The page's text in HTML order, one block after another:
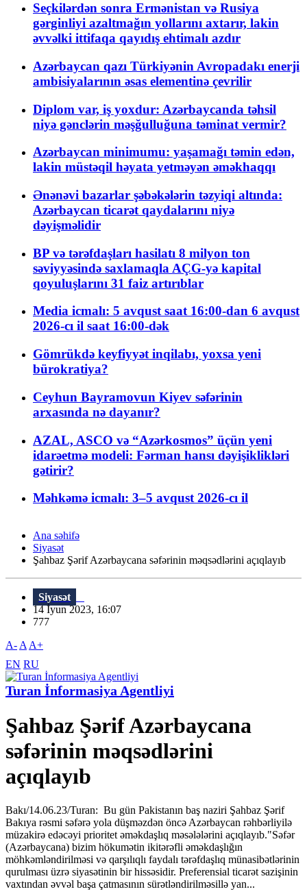
Seçkilərdən sonra Ermənistan və Rusiya
gərginliyi azaltmağın yollarını axtarır, lakin
əvvəlki ittifaqa qayıdış ehtimalı azdır
Azərbaycan qazı Türkiyənin Avropadakı enerji
ambisiyalarının əsas elementinə çevrilir
Diplom var, iş yoxdur: Azərbaycanda təhsil
niyə gənclərin məşğulluğuna təminat vermir?
Azərbaycan minimumu: yaşamağı təmin edən,
lakin müstəqil həyata yetməyən əməkhaqqı
Ənənəvi bazarlar şəbəkələrin təzyiqi altında:
Azərbaycan ticarət qaydalarını niyə
dəyişməlidir
BP və tərəfdaşları hasilatı 8 milyon ton
səviyyəsində saxlamaqla AÇG-yə kapital
qoyuluşlarını 31 faiz artırıblar
Media icmalı: 5 avqust saat 16:00-dan 6 avqust
2026-cı il saat 16:00-dək
Gömrükdə keyfiyyət inqilabı, yoxsa yeni
bürokratiya?
Ceyhun Bayramovun Kiyev səfərinin
arxasında nə dayanır?
AZAL, ASCO və “Azərkosmos” üçün yeni
idarəetmə modeli: Fərman hansı dəyişiklikləri
gətirir?
Məhkəmə icmalı: 3–5 avqust 2026-cı il
Ana səhifə
Siyasət
Şahbaz Şərif Azərbaycana səfərinin məqsədlərini açıqlayıb
Siyasət
14 İyun 2023, 16:07
777
A- A A+
EN RU
Turan İnformasiya Agentliyi
Şahbaz Şərif Azərbaycana
səfərinin məqsədlərini
açıqlayıb
Bakı/14.06.23/Turan: Bu gün Pakistanın baş naziri Şahbaz Şərif
Bakıya rəsmi səfərə yola düşməzdən öncə Azərbaycan rəhbərliyilə
müzakirə edəcəyi prioritet əməkdaşlıq məsələlərini açıqlayıb."Səfər
(Azərbaycana) bizim hökumətin ikitərəfli əməkdaşlığın
möhkəmləndirilməsi və qarşılıqlı faydalı tərəfdaşlıq münasibətlərinin
qurulması üzrə siyasətinin bir hissəsidir. Preferensial ticarət sazişinin
vaxtından əvvəl başa çatmasının sürətləndirilməsillə yan...